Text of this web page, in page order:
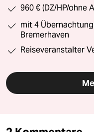
960 € (DZ/HP/ohne
mit 4
Bremerhaven
Reiseveranstalter